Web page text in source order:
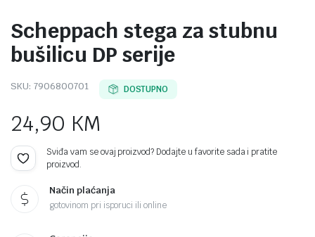
Scheppach stega za stubnu
bušilicu DP serije
SKU: 7906800701 DOSTUPNO
24,90 KM
Sviđa vam se ovaj proizvod? Dodajte u favorite sada i pratite
proizvod.
Način plaćanja
gotovinom pri isporuci ili online